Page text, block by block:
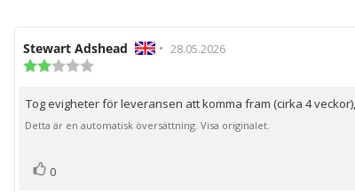
Recensionsförfattare:
Stewart Adshead • Recensionsdatum:
28.05.2026
5
stjärnor
Recensionstext:
Tog evigheter för leveransen att komma fram (cirka 4
Detta är en automatisk översättning. Visa originalet.
Rösta
0